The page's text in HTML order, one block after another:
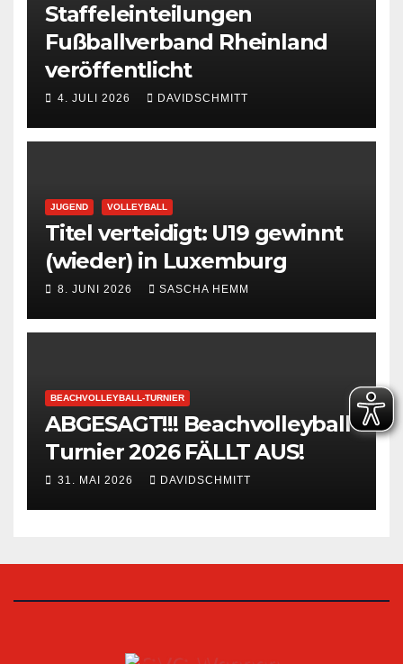
Staffeleinteilungen
Fußballverband Rheinland
veröffentlicht
4. JULI 2026 DAVIDSCHMITT
JUGEND VOLLEYBALL
Titel verteidigt: U19 gewinnt
(wieder) in Luxemburg
8. JUNI 2026 SASCHA HEMM
BEACHVOLLEYBALL-TURNIER
ABGESAGT!!! Beachvolleyball-
Turnier 2026 FÄLLT AUS!
31. MAI 2026 DAVIDSCHMITT